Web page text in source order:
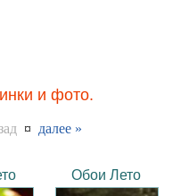
и фото.
¤ далее »
Обои Лето